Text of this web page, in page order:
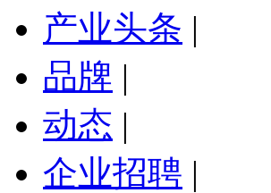
产业头条 |
品牌 |
动态 |
企业招聘 |